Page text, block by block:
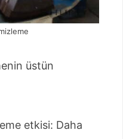
üstün
etkisi: Daha